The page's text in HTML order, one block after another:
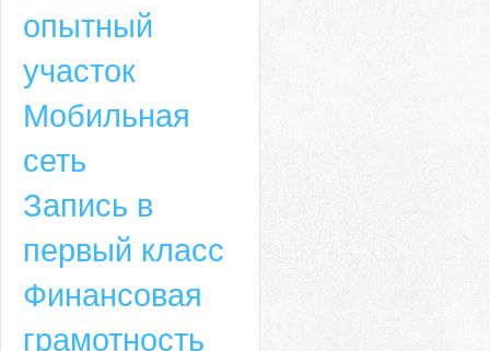
опытный
участок
Мобильная
сеть
Запись в
первый класс
Финансовая
грамотность